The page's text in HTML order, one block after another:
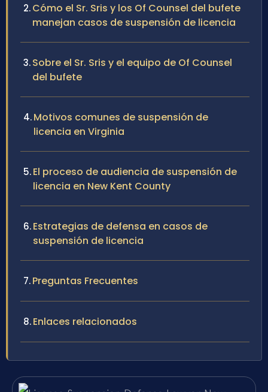
Cómo el Sr. Sris y los Of Counsel del bufete
manejan casos de suspensión de licencia
Sobre el Sr. Sris y el equipo de Of Counsel
del bufete
Motivos comunes de suspensión de
licencia en Virginia
El proceso de audiencia de suspensión de
licencia en New Kent County
Estrategias de defensa en casos de
suspensión de licencia
Preguntas Frecuentes
Enlaces relacionados